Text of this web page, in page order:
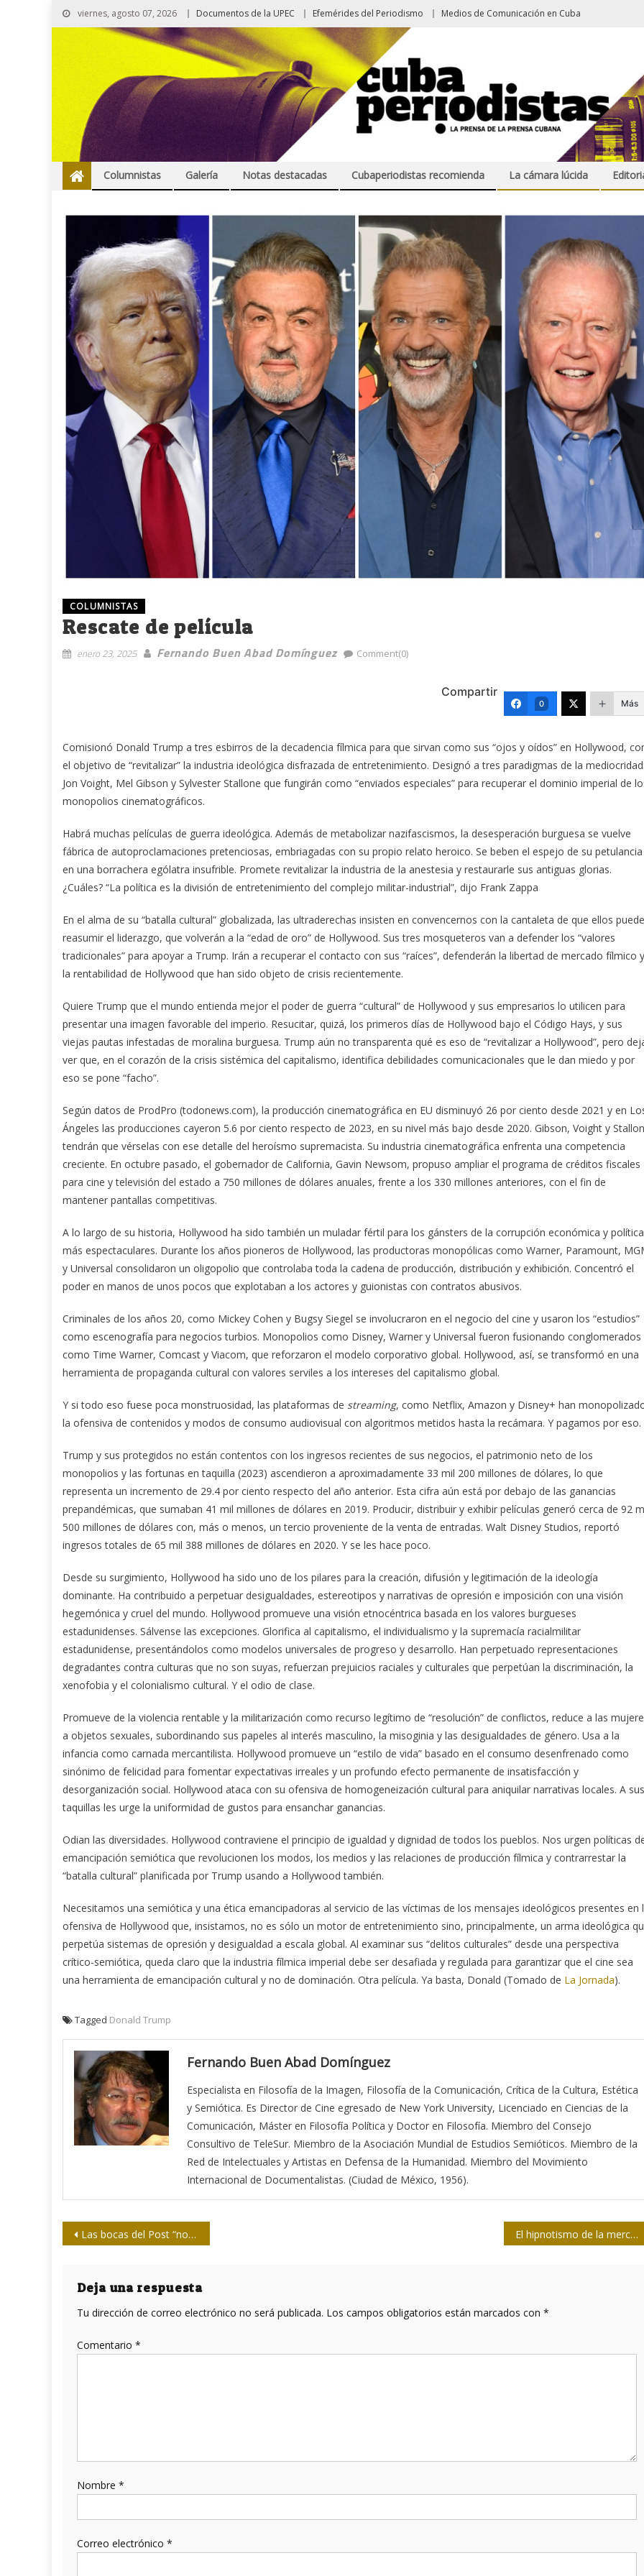
viernes, agosto 07, 2026 Documentos de la UPEC Efemérides del Periodismo Medios de Comunicación en Cuba
Columnistas Galería Notas destacadas Cubaperiodistas recomienda La cámara lúcida
COLUMNISTAS
Rescate de película
enero 23, 2025 Fernando Buen Abad Domínguez Comment(0)
Compartir
0 Más
Comisionó Donald Trump a tres esbirros de la decadencia fílmica para que sirvan como sus “ojos y oídos” en Hollywood,
el objetivo de “revitalizar” la industria ideológica disfrazada de entretenimiento. Designó a tres paradigmas de la mediocridad:
Jon Voight, Mel Gibson y Sylvester Stallone que fungirán como “enviados especiales” para recuperar el dominio imperial de
monopolios cinematográficos.
Habrá muchas películas de guerra ideológica. Además de metabolizar nazifascismos, la desesperación burguesa se vuelve
fábrica de autoproclamaciones pretenciosas, embriagadas con su propio relato heroico. Se beben el espejo de su petulancia
en una borrachera ególatra insufrible. Promete revitalizar la industria de la anestesia y restaurarle sus antiguas glorias.
¿Cuáles? “La política es la división de entretenimiento del complejo militar-industrial”, dijo Frank Zappa
En el alma de su “batalla cultural” globalizada, las ultraderechas insisten en convencernos con la cantaleta de que ellos
reasumir el liderazgo, que volverán a la “edad de oro” de Hollywood. Sus tres mosqueteros van a defender los “valores
tradicionales” para apoyar a Trump. Irán a recuperar el contacto con sus “raíces”, defenderán la libertad de mercado fílmico y
la rentabilidad de Hollywood que han sido objeto de crisis recientemente.
Quiere Trump que el mundo entienda mejor el poder de guerra “cultural” de Hollywood y sus empresarios lo utilicen para
presentar una imagen favorable del imperio. Resucitar, quizá, los primeros días de Hollywood bajo el Código Hays, y sus
viejas pautas infestadas de moralina burguesa. Trump aún no transparenta qué es eso de “revitalizar a Hollywood”, pero
ver que, en el corazón de la crisis sistémica del capitalismo, identifica debilidades comunicacionales que le dan miedo y por
eso se pone “facho”.
Según datos de ProdPro (todonews.com), la producción cinematográfica en EU disminuyó 26 por ciento desde 2021 y en
Ángeles las producciones cayeron 5.6 por ciento respecto de 2023, en su nivel más bajo desde 2020. Gibson, Voight y
tendrán que vérselas con ese detalle del heroísmo supremacista. Su industria cinematográfica enfrenta una competencia
creciente. En octubre pasado, el gobernador de California, Gavin Newsom, propuso ampliar el programa de créditos fiscales
para cine y televisión del estado a 750 millones de dólares anuales, frente a los 330 millones anteriores, con el fin de
mantener pantallas competitivas.
A lo largo de su historia, Hollywood ha sido también un muladar fértil para los gánsters de la corrupción económica y política
más espectaculares. Durante los años pioneros de Hollywood, las productoras monopólicas como Warner, Paramount,
y Universal consolidaron un oligopolio que controlaba toda la cadena de producción, distribución y exhibición. Concentró el
poder en manos de unos pocos que explotaban a los actores y guionistas con contratos abusivos.
Criminales de los años 20, como Mickey Cohen y Bugsy Siegel se involucraron en el negocio del cine y usaron los “estudios”
como escenografía para negocios turbios. Monopolios como Disney, Warner y Universal fueron fusionando conglomerados
como Time Warner, Comcast y Viacom, que reforzaron el modelo corporativo global. Hollywood, así, se transformó en una
herramienta de propaganda cultural con valores serviles a los intereses del capitalismo global.
Y si todo eso fuese poca monstruosidad, las plataformas de streaming, como Netflix, Amazon y Disney+ han
la ofensiva de contenidos y modos de consumo audiovisual con algoritmos metidos hasta la recámara. Y pagamos por eso.
Trump y sus protegidos no están contentos con los ingresos recientes de sus negocios, el patrimonio neto de los
monopolios y las fortunas en taquilla (2023) ascendieron a aproximadamente 33 mil 200 millones de dólares, lo que
representa un incremento de 29.4 por ciento respecto del año anterior. Esta cifra aún está por debajo de las ganancias
prepandémicas, que sumaban 41 mil millones de dólares en 2019. Producir, distribuir y exhibir películas generó cerca de 92
500 millones de dólares con, más o menos, un tercio proveniente de la venta de entradas. Walt Disney Studios, reportó
ingresos totales de 65 mil 388 millones de dólares en 2020. Y se les hace poco.
Desde su surgimiento, Hollywood ha sido uno de los pilares para la creación, difusión y legitimación de la ideología
dominante. Ha contribuido a perpetuar desigualdades, estereotipos y narrativas de opresión e imposición con una visión
hegemónica y cruel del mundo. Hollywood promueve una visión etnocéntrica basada en los valores burgueses
estadunidenses. Sálvense las excepciones. Glorifica al capitalismo, el individualismo y la supremacía racialmilitar
estadunidense, presentándolos como modelos universales de progreso y desarrollo. Han perpetuado representaciones
degradantes contra culturas que no son suyas, refuerzan prejuicios raciales y culturales que perpetúan la discriminación, la
xenofobia y el colonialismo cultural. Y el odio de clase.
Promueve de la violencia rentable y la militarización como recurso legítimo de “resolución” de conflictos, reduce a las
a objetos sexuales, subordinando sus papeles al interés masculino, la misoginia y las desigualdades de género. Usa a la
infancia como carnada mercantilista. Hollywood promueve un “estilo de vida” basado en el consumo desenfrenado como
sinónimo de felicidad para fomentar expectativas irreales y un profundo efecto permanente de insatisfacción y
desorganización social. Hollywood ataca con su ofensiva de homogeneización cultural para aniquilar narrativas locales. A sus
taquillas les urge la uniformidad de gustos para ensanchar ganancias.
Odian las diversidades. Hollywood contraviene el principio de igualdad y dignidad de todos los pueblos. Nos urgen políticas
emancipación semiótica que revolucionen los modos, los medios y las relaciones de producción fílmica y contrarrestar la
“batalla cultural” planificada por Trump usando a Hollywood también.
Necesitamos una semiótica y una ética emancipadoras al servicio de las víctimas de los mensajes ideológicos presentes en
ofensiva de Hollywood que, insistamos, no es sólo un motor de entretenimiento sino, principalmente, un arma ideológica
perpetúa sistemas de opresión y desigualdad a escala global. Al examinar sus “delitos culturales” desde una perspectiva
crítico-semiótica, queda claro que la industria fílmica imperial debe ser desafiada y regulada para garantizar que el cine sea
una herramienta de emancipación cultural y no de dominación. Otra película. Ya basta, Donald (Tomado de La Jornada).
Tagged Donald Trump
Fernando Buen Abad Domínguez
Especialista en Filosofía de la Imagen, Filosofía de la Comunicación, Crítica de la Cultura, Estética
y Semiótica. Es Director de Cine egresado de New York University, Licenciado en Ciencias de la
Comunicación, Máster en Filosofía Política y Doctor en Filosofía. Miembro del Consejo
Consultivo de TeleSur. Miembro de la Asociación Mundial de Estudios Semióticos. Miembro de la
Red de Intelectuales y Artistas en Defensa de la Humanidad. Miembro del Movimiento
Internacional de Documentalistas. (Ciudad de México, 1956).
Navegación
entradas
Las bocas del Post “no están para Bezos” El hipnotismo de la mercancía
Deja una respuesta
Tu dirección de correo electrónico no será publicada. Los campos obligatorios están marcados con *
Comentario *
Nombre *
Correo electrónico *